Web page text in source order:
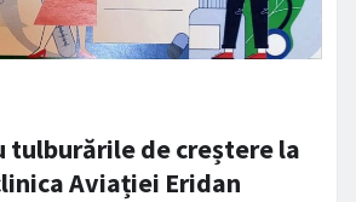
tulburările de creștere la
Aviației Eridan